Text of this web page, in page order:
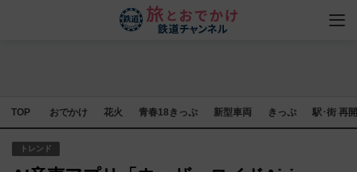
TOP おでかけ 花火 青春18きっぷ 新型車両 きっぷ 駅･街 再
トレンド